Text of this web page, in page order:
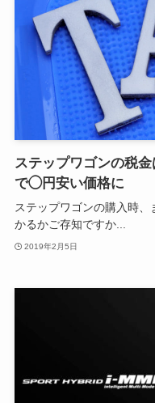
ステップワゴンの税
で◯円安い価格に
ステップワゴンの購入時
かるかご存知ですか...
2019年2月5日